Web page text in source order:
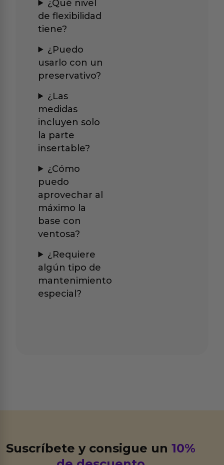
¿Qué nivel
de flexibilidad
tiene?
¿Puedo
usarlo con un
preservativo?
¿Las
medidas
incluyen solo
la parte
insertable?
¿Cómo
puedo
aprovechar al
máximo la
base con
ventosa?
¿Requiere
algún tipo de
mantenimiento
especial?
Suscríbete y consigue un10%